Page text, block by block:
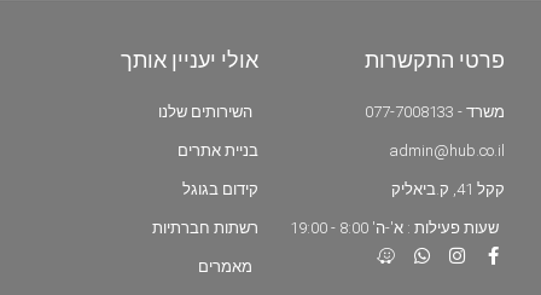
פרטי התקשרות
משרד - 077-7008133
admin@hub.co.il
קקל 41, ק.ביאליק
שעות פעילות : א'-ה' 8:00 - 19:00
אולי יעניין אותך
השירותים שלנו
בניית אתרים
קידום בגוגל
רשתות חברתיות
מאמרים